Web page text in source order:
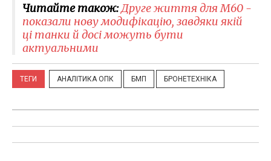
Читайте також:Друге життя для M60 -
показали нову модифікацію, завдяки якій
ці танки й досі можуть бути
актуальними
ТЕГИ АНАЛІТИКА ОПК БМП БРОНЕТЕХНІКА